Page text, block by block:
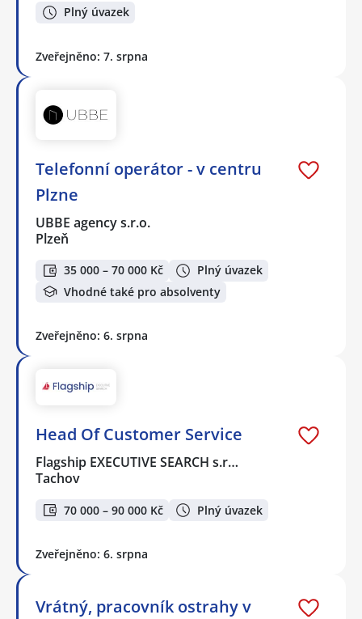
Plný úvazek
Zveřejněno: 7. srpna
Telefonní operátor - v centru
Plzne
UBBE agency s.r.o.
Plzeň
35 000 – 70 000 Kč
Plný úvazek
Vhodné také pro absolventy
Zveřejněno: 6. srpna
Head Of Customer Service
Flagship EXECUTIVE SEARCH s.r…
Tachov
70 000 – 90 000 Kč Plný úvazek
Zveřejněno: 6. srpna
Vrátný, pracovník ostrahy v